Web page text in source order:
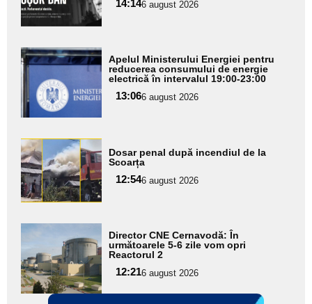
subtitlu
14:146 august 2026
Adaugă
aici textul
pentru
subtitlu
Apelul Ministerului Energiei pentru
reducerea consumului de energie
electrică în intervalul 19:00-23:00
13:066 august 2026
Adaugă
aici textul
pentru
subtitlu
Dosar penal după incendiul de la
Scoarța
12:546 august 2026
Adaugă
aici textul
pentru
subtitlu
Director CNE Cernavodă: În
următoarele 5-6 zile vom opri
Reactorul 2
12:216 august 2026